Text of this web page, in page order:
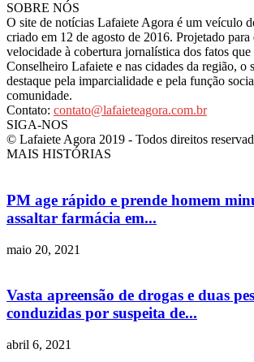
SOBRE NÓS
O site de notícias Lafaiete Agora é um veículo
criado em 12 de agosto de 2016. Projetado
velocidade à cobertura jornalística dos fatos que
Conselheiro Lafaiete e nas cidades da região, o
destaque pela imparcialidade e pela função
comunidade.
Contato: contato@lafaieteagora.com.br
SIGA-NOS
© Lafaiete Agora 2019 - Todos direitos
MAIS HISTÓRIAS
PM age rápido e prende homem
assaltar farmácia em...
maio 20, 2021
Vasta apreensão de drogas e duas
conduzidas por suspeita de...
abril 6, 2021